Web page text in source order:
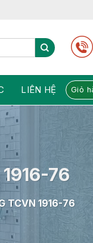
LIÊN HỆ Giỏ
76
TCVN 1916-76